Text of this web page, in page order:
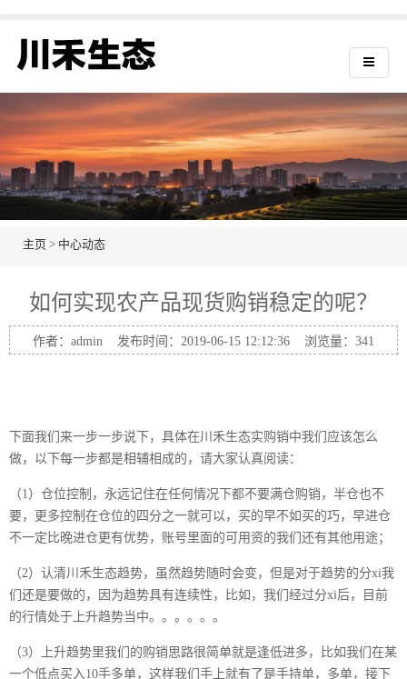
主页 > 中心动态
如何实现农产品现货购销稳定的呢？
作者：admin 发布时间：2019-06-15 12:12:36 浏览量： 341
下面我们来一步一步说下，具体在川禾生态实购销中我们应该怎么
做，以下每一步都是相辅相成的，请大家认真阅读：
（1）仓位控制，永远记住在任何情况下都不要满仓购销，半仓也不
要，更多控制在仓位的四分之一就可以，买的早不如买的巧，早进仓
不一定比晚进仓更有优势，账号里面的可用资的我们还有其他用途；
（2）认清川禾生态趋势，虽然趋势随时会变，但是对于趋势的分xi我
们还是要做的，因为趋势具有连续性，比如，我们经过分xi后，目前
的行情处于上升趋势当中。。。。。。
（3）上升趋势里我们的购销思路很简单就是逢低进多，比如我们在某
一个低点买入10手多单，这样我们手上就有了是手持单，多单，接下